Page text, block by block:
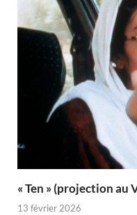
« Ten » (projection au
13 février 2026